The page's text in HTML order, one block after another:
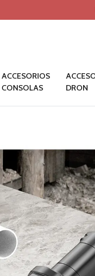
ACCESORIOS
CONSOLAS
DRON